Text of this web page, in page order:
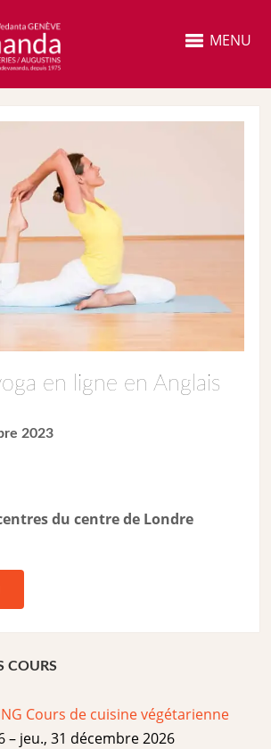
MENU
en ligne en Anglais
2023
du centre de Londre
COURS
Cours de cuisine végétarienne
– jeu., 31 décembre 2026